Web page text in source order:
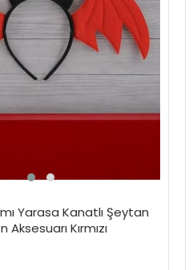
Yarasa Kanatlı Şeytan
Kırmızı